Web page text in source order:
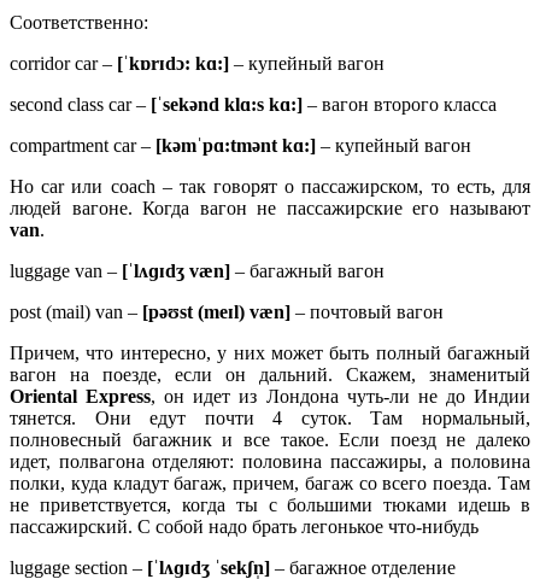
Соответственно:
corridor car – [ˈkɒrɪdɔ: kɑ:] – купейный вагон
second class car – [ˈsekənd klɑ:s kɑ:] – вагон второго класса
compartment car – [kəmˈpɑ:tmənt kɑ:] – купейный вагон
Но car или coach – так говорят о пассажирском, то есть, для
людей вагоне. Когда вагон не пассажирские его называют
van.
luggage van – [ˈlʌɡɪdʒ væn] – багажный вагон
post (mail) van – [pəʊst (meɪl) væn] – почтовый вагон
Причем, что интересно, у них может быть полный багажный
вагон на поезде, если он дальний. Скажем, знаменитый
Oriental Express, он идет из Лондона чуть-ли не до Индии
тянется. Они едут почти 4 суток. Там нормальный,
полновесный багажник и все такое. Если поезд не далеко
идет, полвагона отделяют: половина пассажиры, а половина
полки, куда кладут багаж, причем, багаж со всего поезда. Там
не приветствуется, когда ты с большими тюками идешь в
пассажирский. С собой надо брать легонькое что-нибудь
luggage section – [ˈlʌɡɪdʒ ˈsekʃn̩] – багажное отделение